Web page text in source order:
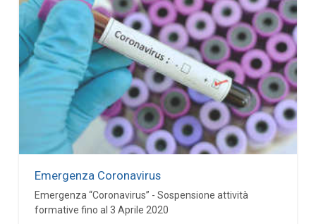
Emergenza Coronavirus
Emergenza “Coronavirus” - Sospensione attività
formative fino al 3 Aprile 2020